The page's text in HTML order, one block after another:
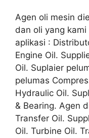
Agen oli mesin
dan oli yang
aplikasi :
Engine Oil.
Oil. Suplaier
pelumas
Hydraulic Oil.
& Bearing. Agen
Transfer Oil.
Oil. Turbine Oil.